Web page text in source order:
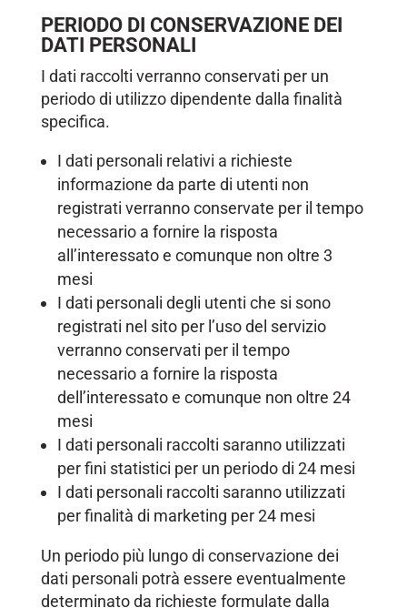
PERIODO DI CONSERVAZIONE DEI
DATI PERSONALI
I dati raccolti verranno conservati per un
periodo di utilizzo dipendente dalla finalità
specifica.
I dati personali relativi a richieste
informazione da parte di utenti non
registrati verranno conservate per il tempo
necessario a fornire la risposta
all’interessato e comunque non oltre 3
mesi
I dati personali degli utenti che si sono
registrati nel sito per l’uso del servizio
verranno conservati per il tempo
necessario a fornire la risposta
dell’interessato e comunque non oltre 24
mesi
I dati personali raccolti saranno utilizzati
per fini statistici per un periodo di 24 mesi
I dati personali raccolti saranno utilizzati
per finalità di marketing per 24 mesi
Un periodo più lungo di conservazione dei
dati personali potrà essere eventualmente
determinato da richieste formulate dalla